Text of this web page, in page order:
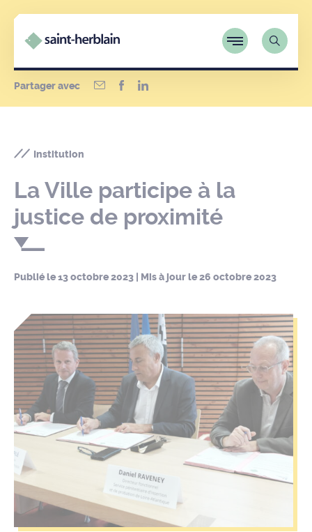
Partager avec
Institution
La Ville participe à la
justice de proximité
Publié le13 octobre 2023 | Mis à jour le26 octobre 2023